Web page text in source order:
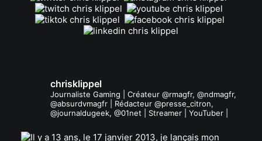
chrisklippel
Journaliste Gaming | Créateur @rmagfr, @ndmagfr,
@absurdvmagfr | Rédacteur @presse_citron,
@journaldugeek, @01net | Streamer | YouTuber |